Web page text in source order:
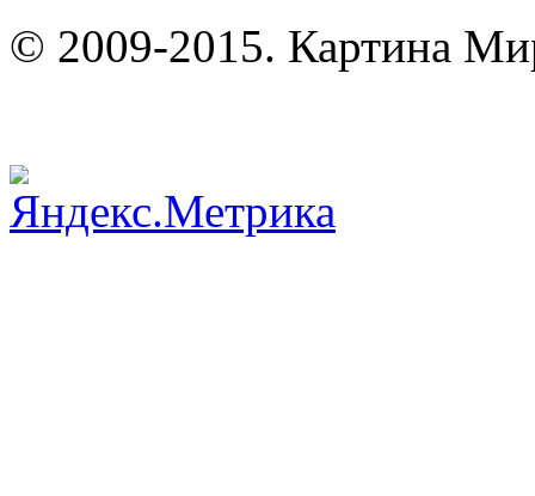
© 2009-2015. Картина